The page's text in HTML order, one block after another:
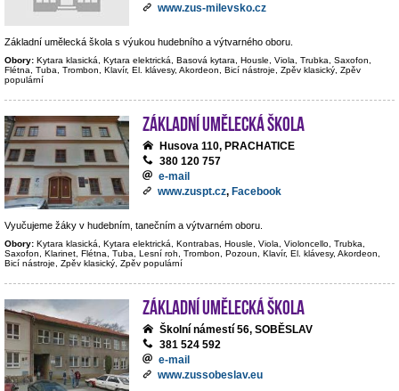
www.zus-milevsko.cz
Základní umělecká škola s výukou hudebního a výtvarného oboru.
Obory: Kytara klasická, Kytara elektrická, Basová kytara, Housle, Viola, Trubka, Saxofon,
Flétna, Tuba, Trombon, Klavír, El. klávesy, Akordeon, Bicí nástroje, Zpěv klasický, Zpěv
populární
Základní umělecká škola
Husova 110, PRACHATICE
380 120 757
e-mail
www.zuspt.cz, Facebook
Vyučujeme žáky v hudebním, tanečním a výtvarném oboru.
Obory: Kytara klasická, Kytara elektrická, Kontrabas, Housle, Viola, Violoncello, Trubka,
Saxofon, Klarinet, Flétna, Tuba, Lesní roh, Trombon, Pozoun, Klavír, El. klávesy, Akordeon,
Bicí nástroje, Zpěv klasický, Zpěv populární
Základní umělecká škola
Školní námestí 56, SOBĚSLAV
381 524 592
e-mail
www.zussobeslav.eu